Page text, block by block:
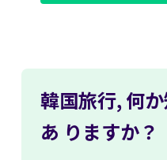
韓国旅行, 何
あ りますか？